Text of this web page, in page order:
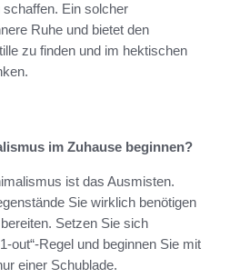
Ein solcher
Ruhe und bietet den
zu finden und im hektischen
im Zuhause beginnen?
ist das Ausmisten.
Sie wirklich benötigen
Setzen Sie sich
out“-Regel und beginnen Sie mit
einer Schublade.